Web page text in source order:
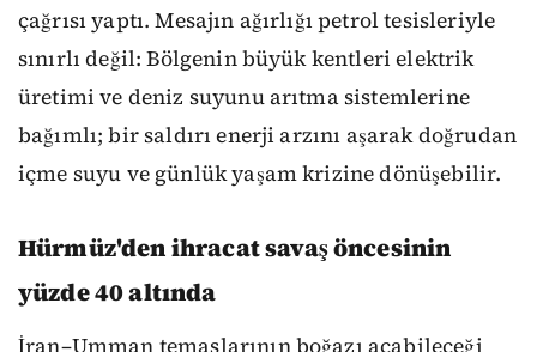
çağrısı yaptı. Mesajın ağırlığı petrol tesisleriyle
sınırlı değil: Bölgenin büyük kentleri elektrik
üretimi ve deniz suyunu arıtma sistemlerine
bağımlı; bir saldırı enerji arzını aşarak doğrudan
içme suyu ve günlük yaşam krizine dönüşebilir.
Hürmüz'den ihracat savaş öncesinin
yüzde 40 altında
İran–Umman temaslarının boğazı açabileceği